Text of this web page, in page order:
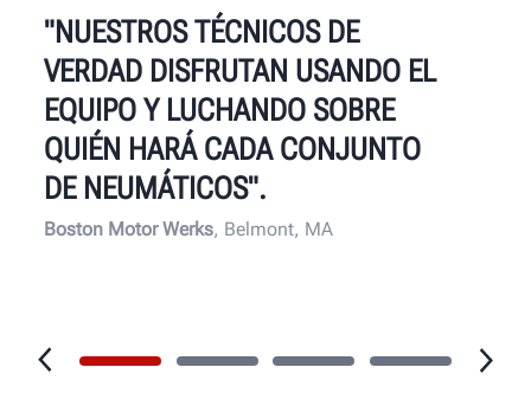
"NUESTROS TÉCNICOS DE
VERDAD DISFRUTAN USANDO EL
EQUIPO Y LUCHANDO SOBRE
QUIÉN HARÁ CADA CONJUNTO
DE NEUMÁTICOS".
Boston Motor Werks, Belmont, MA